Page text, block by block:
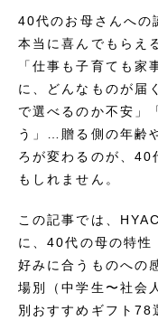
40代のお母さんへの
本当に喜んでもらえ
「仕事も子育ても家
に、どんなものが届
で選べるのか不安」
う」…贈る側の年齢
ろが変わるのが、40
もしれません。
この記事では、
に、40代の母の特性
好みに合うものへの
場別（中学生〜社会
別おすすめギフト78